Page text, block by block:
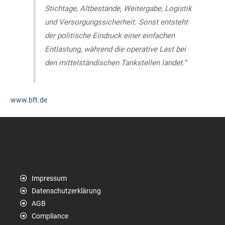
Stichtage, Altbestände, Weitergabe, Logistik
und Versorgungssicherheit. Sonst entsteht
der politische Eindruck einer einfachen
Entlastung, während die operative Last bei
den mittelständischen Tankstellen landet.“
www.bft.de
Impressum
Datenschutzerklärung
AGB
Compliance